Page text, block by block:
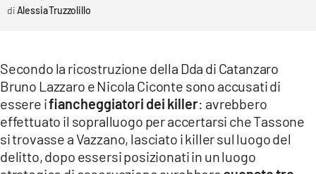
LACAPITALENEWS.IT
ANDROID
APPLE
Alessia Truzzolillo
Secondo la ricostruzione della Dda di Catanzaro
Bruno Lazzaro e Nicola Ciconte sono accusati di
essere ifiancheggiatori dei killer: avrebbero
effettuato il sopralluogo per accertarsi che Tassone
si trovasse a Vazzano, lasciato i killer sul luogo del
delitto, dopo essersi posizionati in un luogo